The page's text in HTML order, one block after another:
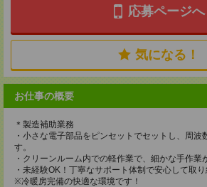
応募ページへ
気になる！
お仕事の概要
＊製造補助業務
・小さな電子部品をピンセットでセットし、周波
す。
・クリーンルーム内での軽作業で、細かな手作業
・未経験OK！丁寧なサポート体制で安心して取り
※冷暖房完備の快適な環境です！